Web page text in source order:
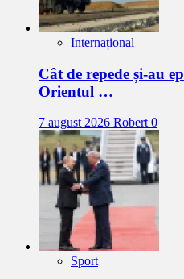
Internațional
Cât de repede și-au
Orientul …
7 august 2026 Robert0
Sport